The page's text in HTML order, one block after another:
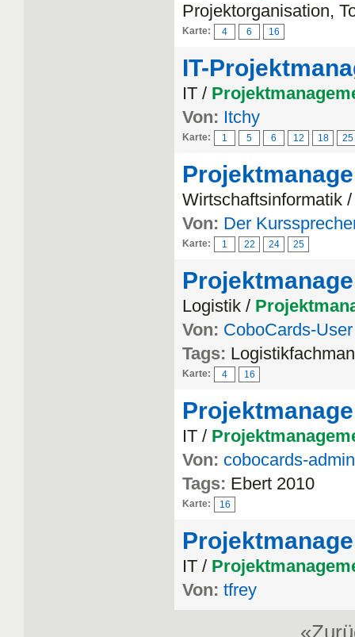
Projektorganisation,
Karte: 4 6 16
IT-
IT /
Von: Itchy
Karte: 1 5 6 12 18 25
Wirtschaftsinformatik
Von: Der
Karte: 1 22 24 25
Logistik /
Von: CoboCards-User
Tags:
Karte: 4 16
IT /
Von: cobocards-admin
Tags: Ebert 2010
Karte: 16
IT /
Von: tfrey